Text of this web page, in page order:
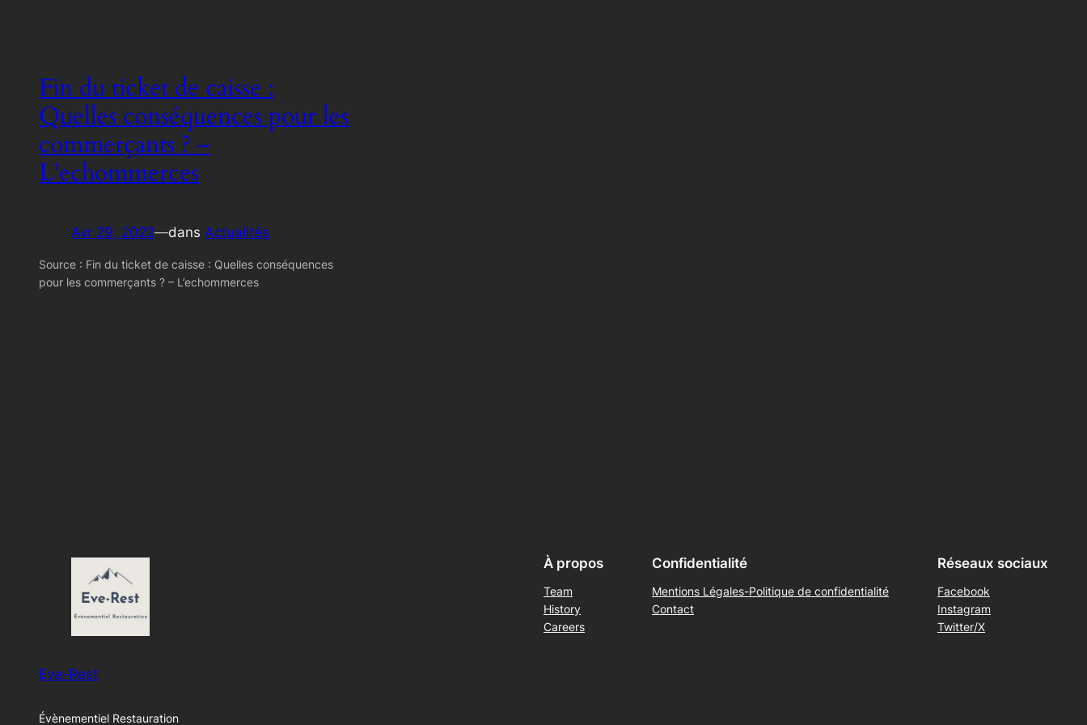
Fin du ticket de caisse :
Quelles conséquences pour les
commerçants ? –
L’echommerces
Avr 29, 2022—dans Actualités
Source : Fin du ticket de caisse : Quelles conséquences
pour les commerçants ? – L’echommerces
Eve-Rest
Évènementiel Restauration
À propos
Team
History
Careers
Confidentialité
Mentions Légales-Politique de confidentialité
Contact
Réseaux sociaux
Facebook
Instagram
Twitter/X